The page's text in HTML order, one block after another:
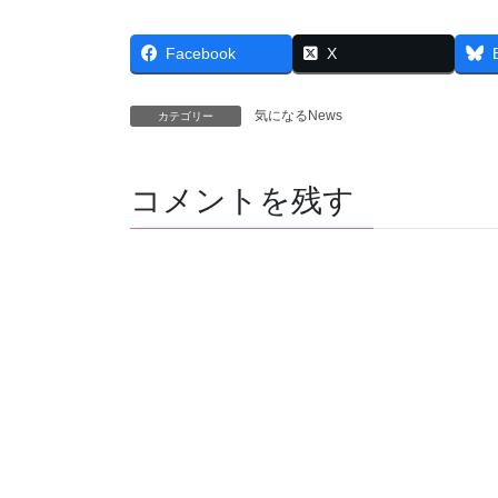
Facebook X
カテゴリー 気になるNews
コメントを残す